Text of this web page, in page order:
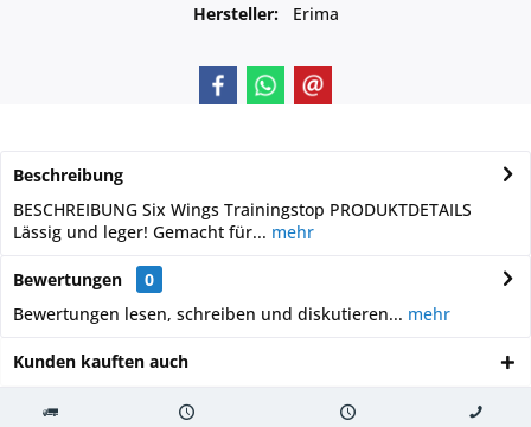
Hersteller:
Erima
Beschreibung
BESCHREIBUNG Six Wings Trainingstop PRODUKTDETAILS
Lässig und leger! Gemacht für... mehr
Bewertungen
0
Bewertungen lesen, schreiben und diskutieren... mehr
Kunden kauften auch